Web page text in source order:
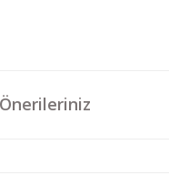
Önerileriniz